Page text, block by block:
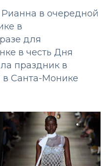
в очередной
в
для
в честь Дня
праздник в
в Санта-Монике